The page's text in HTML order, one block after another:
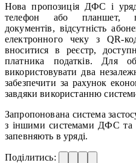
Нова пропозиція ДФС і
телефон або планшет,
документів, відсутність
електронного чеку з QR-
вноситися в реєстр,
платника податків. Для
використовувати два
забезпечити за рахунок
завдяки використанню
Запропонована система
з іншими системами ДФС та
запевняють в уряді.
Поділитись: